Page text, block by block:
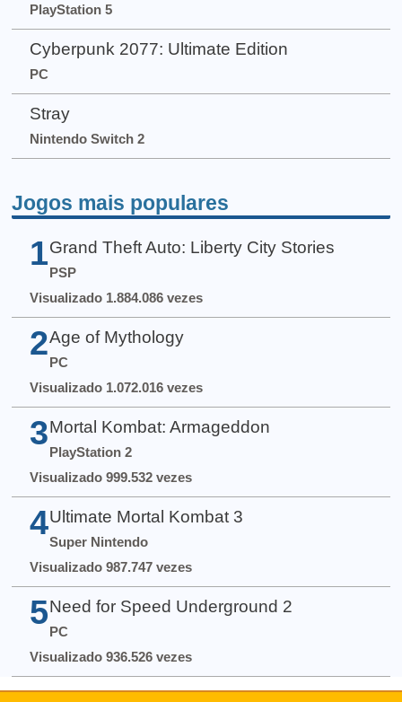
PlayStation 5
Cyberpunk 2077: Ultimate Edition
PC
Stray
Nintendo Switch 2
Jogos mais populares
1 Grand Theft Auto: Liberty City Stories
PSP
Visualizado 1.884.086 vezes
2 Age of Mythology
PC
Visualizado 1.072.016 vezes
3 Mortal Kombat: Armageddon
PlayStation 2
Visualizado 999.532 vezes
4 Ultimate Mortal Kombat 3
Super Nintendo
Visualizado 987.747 vezes
5 Need for Speed Underground 2
PC
Visualizado 936.526 vezes